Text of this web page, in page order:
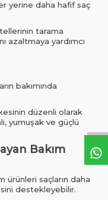
yerine daha hafif saç
tarama
azaltmaya yardımcı
bakımında
düzenli olarak
yumuşak ve güçlü
Bakım
ürünleri saçların daha
destekleyebilir.